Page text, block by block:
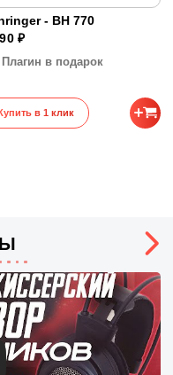
- BH 770
₽
Плагин в подарок
Купить в 1 клик